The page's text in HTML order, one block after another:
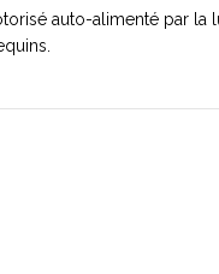
auto-alimenté par